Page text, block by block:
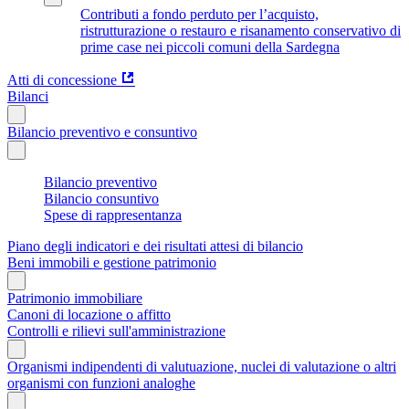
Contributi a fondo perduto per l’acquisto,
ristrutturazione o restauro e risanamento conservativo di
prime case nei piccoli comuni della Sardegna
Atti di concessione
Bilanci
Bilancio preventivo e consuntivo
Bilancio preventivo
Bilancio consuntivo
Spese di rappresentanza
Piano degli indicatori e dei risultati attesi di bilancio
Beni immobili e gestione patrimonio
Patrimonio immobiliare
Canoni di locazione o affitto
Controlli e rilievi sull'amministrazione
Organismi indipendenti di valutuazione, nuclei di valutazione o altri
organismi con funzioni analoghe